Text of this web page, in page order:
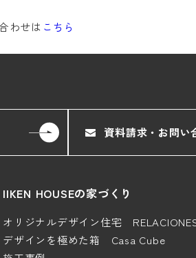
わせは こちら
資料請求・お問い
IIKEN HOUSEの家づくり
オリジナルデザイン住宅
デザインを極めた箱 Casa Cube